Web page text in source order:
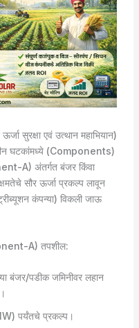
सुरक्षा एवं उत्थान महाभियान)
तीन घटकांमध्ये (Components)
A) अंतर्गत बंजर किंवा
सौर ऊर्जा प्रकल्प लावून
कंपन्या) विकली जाऊ
A) तपशील:
बंजर/पडीक जमिनीवर लहान
पर्यंतचे प्रकल्प।